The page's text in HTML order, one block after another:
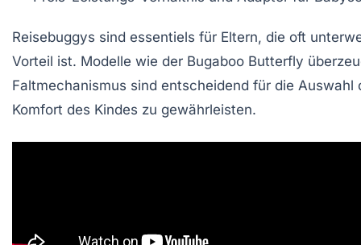
Reisebuggys sind essentiels für Eltern, die oft
Vorteil ist. Modelle wie der Bugaboo Butterfly
Faltmechanismus sind entscheidend für die
Komfort des Kindes zu gewährleisten.